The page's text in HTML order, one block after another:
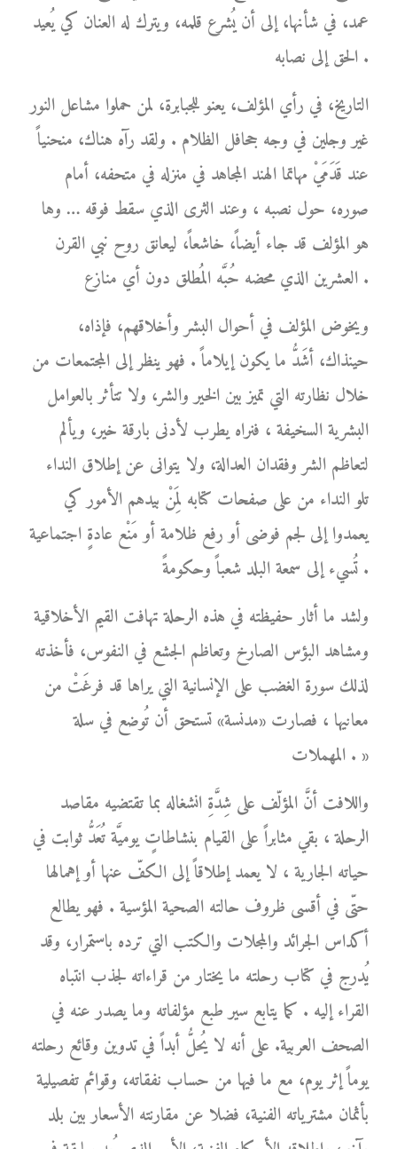
عمد، في شأنها، إلى أن يُشرع قلمه، ويترك له العنان كي يُعيد
الحق إلى نصابه .
التاريخ، في رأي المؤلف، يعنو للجبابرة، لمن حملوا مشاعل النور
غير وجلين في وجه جحافل الظلام . ولقد رآه هناك، منحنياً
عند قَدَمَيْ مهاتما الهند المجاهد في منزله في متحفه، أمام
صوره، حول نصبه ، وعند الثرى الذي سقط فوقه … وها
هو المؤلف قد جاء أيضاً، خاشعاً، ليعانق روح نبي القرن
العشرين الذي محضه حُبَّه المُطلق دون أي منازع .
ويخوض المؤلف في أحوال البشر وأخلاقهم، فإذاه،
حينذاك، أشَدُّ ما يكون إيلاماً . فهو ينظر إلى المجتمعات من
خلال نظارته التي تميز بين الخير والشر، ولا تتأثر بالعوامل
البشرية السخيفة ، فنراه يطرب لأدنى بارقة خير، ويألم
لتعاظم الشر وفقدان العدالة، ولا يتوانى عن إطلاق النداء
تلو النداء من على صفحات كتابه لِمَنْ بيدهم الأمور كي
يعمدوا إلى لجم فوضى أو رفع ظلامة أو مَنْع عادةٍ اجتماعية
تُسيء إلى سمعة البلد شعباً وحكومةً .
ولشد ما أثار حفيظته في هذه الرحلة تهافت القيم الأخلاقية
ومشاهد البؤس الصارخ وتعاظم الجشع في النفوس، فأخذته
لذلك سورة الغضب على الإنسانية التي يراها قد فرغَتْ من
معانيها ، فصارت «مدنسة» تستحق أن تُوضع في سلة
المهملات . »
واللافت أنَّ المؤلّف على شِدَّةِ انشغاله بما تقتضيه مقاصد
الرحلة ، بقي مثابراً على القيام بنشاطاتٍ يوميَّة تُعَدُّ ثوابت في
حياته الجارية ، لا يعمد إطلاقاً إلى الكفّ عنها أو إهمالها
حتّى في أقسى ظروف حالته الصحية المؤسية . فهو يطالع
أكداس الجرائد والمجلات والكتب التي ترده باستمرار، وقد
يُدرج في كتاب رحلته ما يختار من قراءاته لجذب انتباه
القراء إليه . كما يتابع سير طبع مؤلفاته وما يصدر عنه في
الصحف العربية. على أنه لا يُحلُّ أبداً في تدوين وقائع رحلته
يوماً إثر يوم، مع ما فيها من حساب نفقاته، وقوائم تفصيلية
بأثمان مشترياته الفنية، فضلا عن مقارنته الأسعار بين بلد